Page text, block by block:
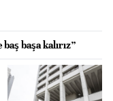
başa kalırız”